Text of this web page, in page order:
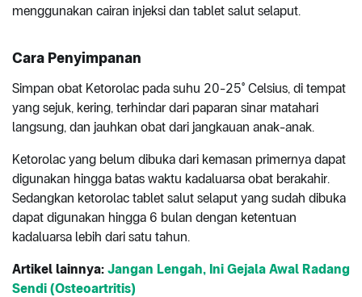
menggunakan cairan injeksi dan tablet salut selaput.
Cara Penyimpanan
Simpan obat Ketorolac pada suhu 20-25° Celsius, di tempat
yang sejuk, kering, terhindar dari paparan sinar matahari
langsung, dan jauhkan obat dari jangkauan anak-anak.
Ketorolac yang belum dibuka dari kemasan primernya dapat
digunakan hingga batas waktu kadaluarsa obat berakahir.
Sedangkan ketorolac tablet salut selaput yang sudah dibuka
dapat digunakan hingga 6 bulan dengan ketentuan
kadaluarsa lebih dari satu tahun.
Artikel lainnya: Jangan Lengah, Ini Gejala Awal Radang
Sendi (Osteoartritis)